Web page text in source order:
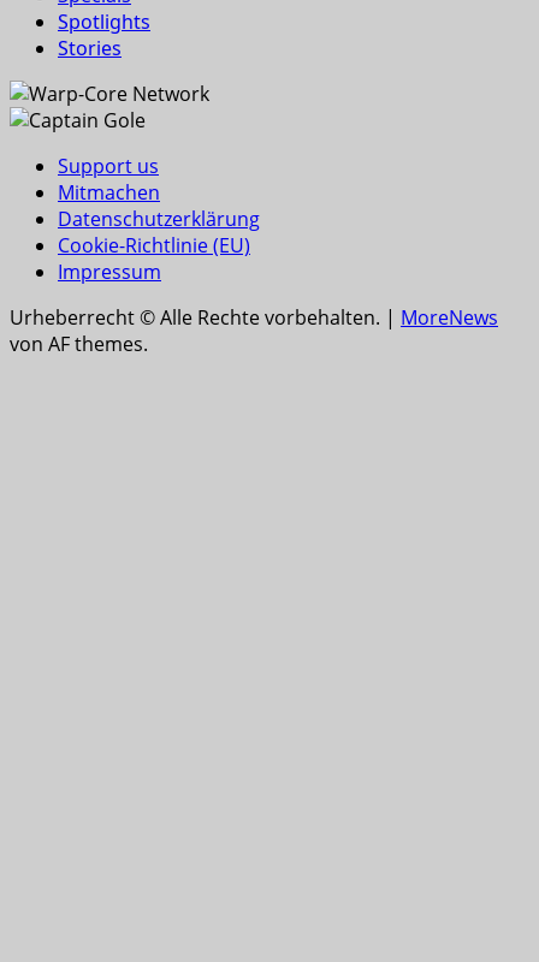
Spotlights
Stories
Support us
Mitmachen
Datenschutzerklärung
Cookie-Richtlinie (EU)
Impressum
Urheberrecht © Alle Rechte vorbehalten. | MoreNews
von AF themes.